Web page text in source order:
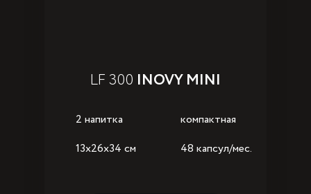
LF 300 INOVY MINI
2 напитка
компактная
48 капсул/мес.
13x26x34 см